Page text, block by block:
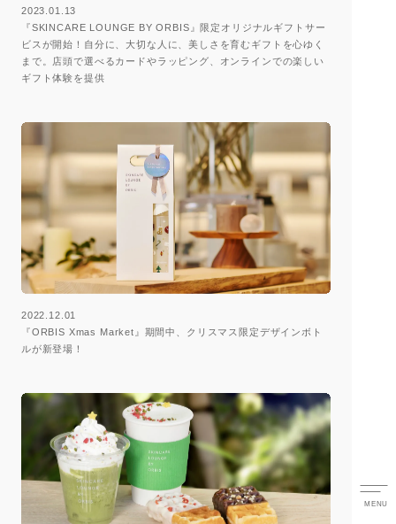
MENU
2023.01.13
『SKINCARE LOUNGE BY ORBIS』限定オリジナルギフトサー
ビスが開始！自分に、大切な人に、美しさを育むギフトを心ゆく
まで。店頭で選べるカードやラッピング、オンラインでの楽しい
ギフト体験を提供
2022.12.01
『ORBIS Xmas Market』期間中、クリスマス限定デザインボト
ルが新登場！